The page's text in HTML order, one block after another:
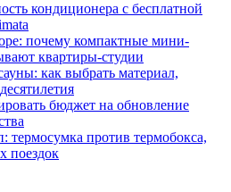
кондиционера с бесплатной
почему компактные мини-
квартиры-студии
как выбрать материал,
бюджет на обновление
термосумка против термобокса,
поездок